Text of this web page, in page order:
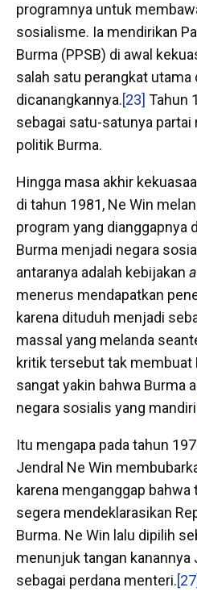
programnya untuk
sosialisme. Ia mendirikan
Burma (PPSB) di awal
salah satu perangkat utama
dicanangkannya.[23] Tahun
sebagai satu-satunya partai
politik Burma.
Hingga masa akhir
di tahun 1981, Ne Win
program yang dianggapnya
Burma menjadi negara
antaranya adalah kebijakan
menerus mendapatkan
karena dituduh menjadi
massal yang melanda
kritik tersebut tak membuat
sangat yakin bahwa Burma
negara sosialis yang
Itu mengapa pada tahun
Jendral Ne Win
karena menganggap
segera mendeklarasikan
Burma. Ne Win lalu dipilih
menunjuk tangan kanannya
sebagai perdana menteri.[27]